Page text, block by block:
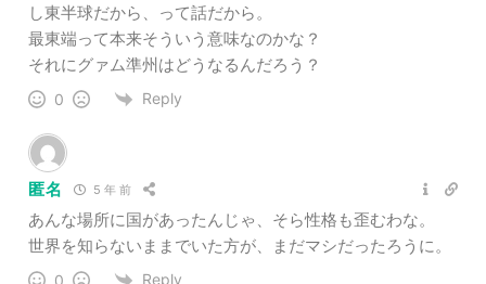
し東半球だから、って話だから。
最東端って本来そういう意味なのかな？
それにグァム準州はどうなるんだろう？
0 Reply
匿名 5 年 前
あんな場所に国があったんじゃ、そら性格も歪むわな。
世界を知らないままでいた方が、まだマシだったろうに。
0 Reply